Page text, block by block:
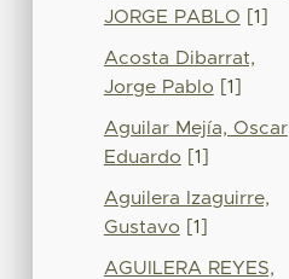
JORGE PABLO [1]
Acosta Dibarrat,
Jorge Pablo [1]
Aguilar Mejía, Oscar
Eduardo [1]
Aguilera Izaguirre,
Gustavo [1]
AGUILERA REYES,